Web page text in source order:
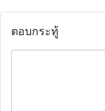
ตอบกระทู้